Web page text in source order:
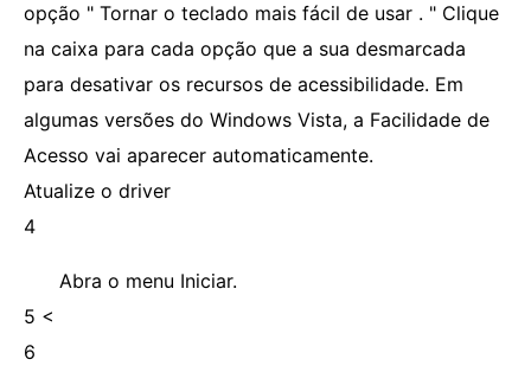
opção " Tornar o teclado mais fácil de usar . " Clique
na caixa para cada opção que a sua desmarcada
para desativar os recursos de acessibilidade. Em
algumas versões do Windows Vista, a Facilidade de
Acesso vai aparecer automaticamente.
Atualize o driver
4
Abra o menu Iniciar.
5 <
6